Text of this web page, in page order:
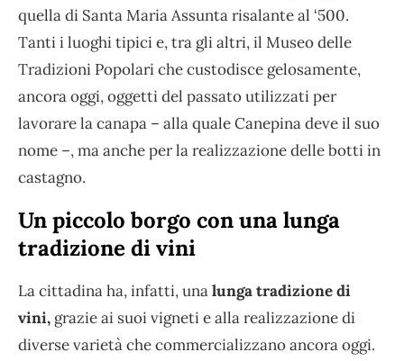
quella di Santa Maria Assunta risalante al ‘500.
Tanti i luoghi tipici e, tra gli altri, il Museo delle
Tradizioni Popolari che custodisce gelosamente,
ancora oggi, oggetti del passato utilizzati per
lavorare la canapa – alla quale Canepina deve il suo
nome –, ma anche per la realizzazione delle botti in
castagno.
Un piccolo borgo con una lunga
tradizione di vini
La cittadina ha, infatti, unalunga tradizione di
vini, grazie ai suoi vigneti e alla realizzazione di
diverse varietà che commercializzano ancora oggi.